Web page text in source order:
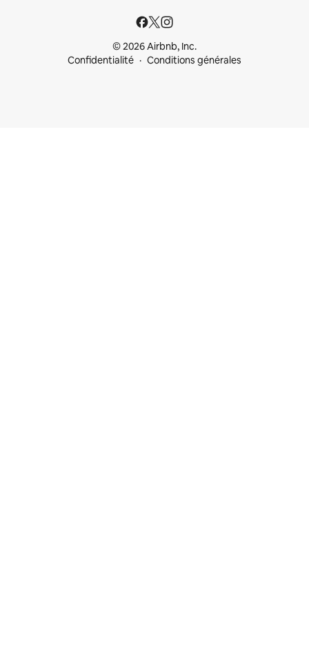
© 2026 Airbnb, Inc.
Confidentialité
Conditions générales